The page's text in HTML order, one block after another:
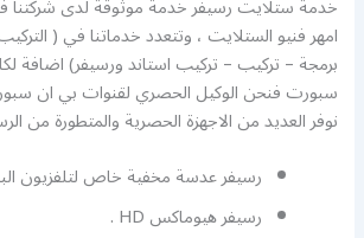
خدمة ستلايت رسيفر خدمة موثوقة لدى
امهر فنيو الستلايت ، وتتعدد خدماتنا في (
برمجة – تركيب – تركيب استاند ورسيفر) اضافة
سبورت فنحن الوكيل الحصري لقنوات بي ان
نوفر العديد من الاجهزة الحصرية والمتطورة من
رسيفر عدسة مخفية خاص لتلفزيون
رسيفر هيوماكس HD .